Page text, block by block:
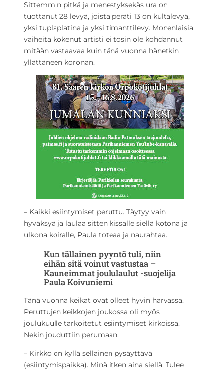
Sittemmin pitkä ja menestyksekäs ura on
tuottanut 28 levyä, joista peräti 13 on kultalevyä,
yksi tuplaplatina ja yksi timanttilevy. Monenlaisia
vaiheita kokenut artisti ei tosin ole kohdannut
mitään vastaavaa kuin tänä vuonna hänetkin
yllättäneen koronan.
– Kaikki esiintymiset peruttu. Täytyy vain
hyväksyä ja laulaa sitten kissalle siellä kotona ja
ulkona koiralle, Paula toteaa ja naurahtaa.
Kun tällainen pyyntö tuli, niin
eihän sitä voinut vastustaa –
Kauneimmat joululaulut -suojelija
Paula Koivuniemi
Tänä vuonna keikat ovat olleet hyvin harvassa.
Peruttujen keikkojen joukossa oli myös
joulukuulle tarkoitetut esiintymiset kirkoissa.
Nekin jouduttiin perumaan.
– Kirkko on kyllä sellainen pysäyttävä
(esiintymispaikka). Minä itken aina siellä. Tulee